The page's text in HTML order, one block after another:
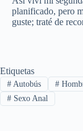
planificado, pero
guste; traté de
Etiquetas
#Autobús #
#Sexo Anal